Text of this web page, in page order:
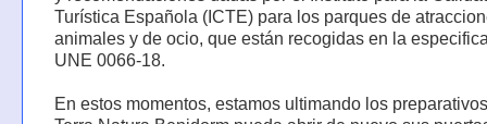
Turística Española (ICTE) para los parques de
animales y de ocio, que están recogidas en la
UNE 0066-18.
En estos momentos, estamos ultimando los